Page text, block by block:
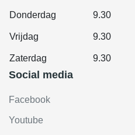
Donderdag 9.30
Vrijdag 9.30
Zaterdag 9.30
Social media
Facebook
Youtube